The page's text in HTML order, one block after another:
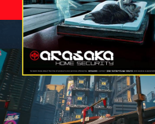
DZISIEJSZA LICZBA
ZGONÓW:
0003
OFICJALNA STRONA
NIGHT CITY – MIASTA